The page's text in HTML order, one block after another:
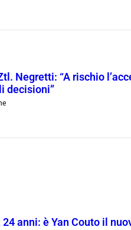
Negretti: “A rischio
decisioni”
24 anni: è Yan Couto il